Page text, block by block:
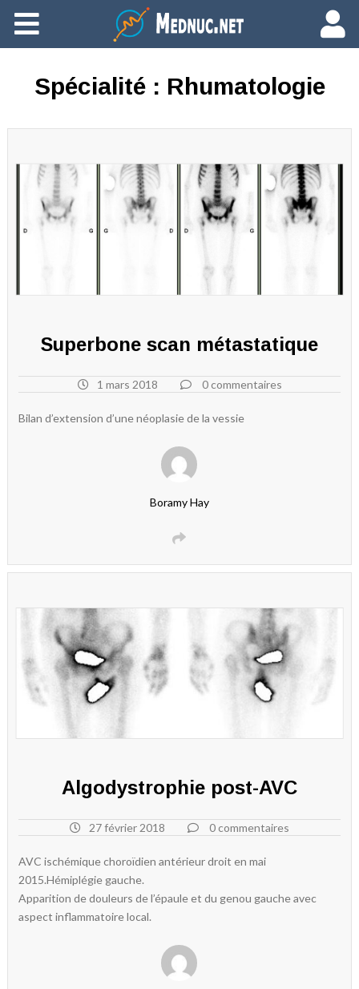
Ajouter du contenu
Spécialité : Rhumatologie
Superbone scan métastatique
1 mars 2018 0 commentaires
Bilan d’extension d’une néoplasie de la vessie
Boramy Hay
Algodystrophie post-AVC
27 février 2018 0 commentaires
AVC ischémique choroïdien antérieur droit en mai
2015.Hémiplégie gauche.
Apparition de douleurs de l’épaule et du genou gauche avec
aspect inflammatoire local.